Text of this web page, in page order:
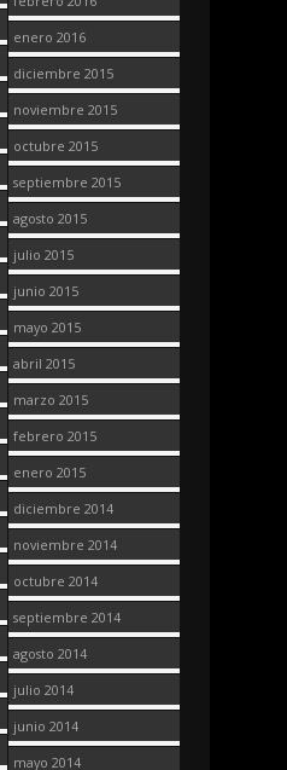
enero 2016
diciembre 2015
noviembre 2015
octubre 2015
septiembre 2015
agosto 2015
julio 2015
junio 2015
mayo 2015
abril 2015
marzo 2015
febrero 2015
enero 2015
diciembre 2014
noviembre 2014
octubre 2014
septiembre 2014
agosto 2014
julio 2014
junio 2014
mayo 2014